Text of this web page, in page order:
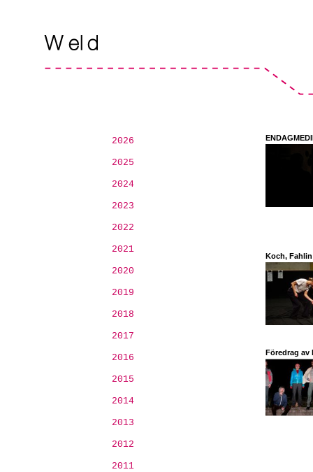
2026
2025
2024
2023
2022
2021
2020
2019
2018
2017
2016
2015
2014
2013
2012
2011
Koch, Fahlin
Föredrag av